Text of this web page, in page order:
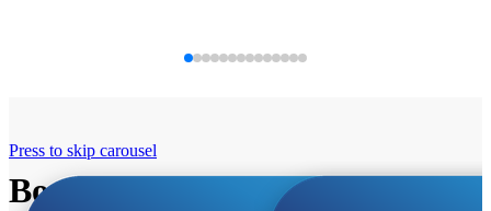
Bosch super cene
Press to skip carousel